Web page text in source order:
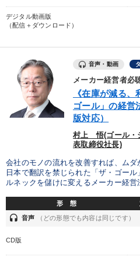
デジタル動画版
（配信＋ダウンロード）
音声・動画
メーカー経営者必
《在庫が減る
ゴール」の経営
版対応）
村上 悟(ゴール・
表取締役社長)
会社のモノの流れを改善すれば、ムダ
日本で翻訳を禁じられた「ザ・ゴー
ルネックを儲けに変えるメーカー経営
形 態
headset 音声 （どの形態でも内容は同じです）
CD版